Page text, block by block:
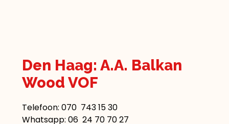
Den Haag: A.A. Balkan
Wood VOF
Telefoon:070 743 15 30
Whatsapp: 06 24 70 70 27